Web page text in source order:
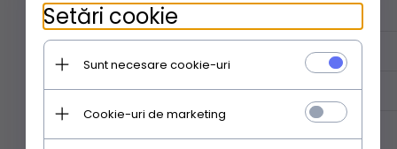
ÎNTREBUINȚARE:de seară
MODEL:
STIL:elegant
TIP:tip poștaș
Setări cookie
Sunt necesare cookie-uri
Cookie-uri de marketing